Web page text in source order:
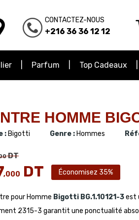
CONTACTEZ-NOUS
+216 36 36 12 12
Parfum Top Cadeaux
HOMME
: Bigotti Genre : Hommes
DT
,000 DT Économisez 35%
pour Homme Bigotti BG.1.10121-3est
2315-3 garantit une ponctualité